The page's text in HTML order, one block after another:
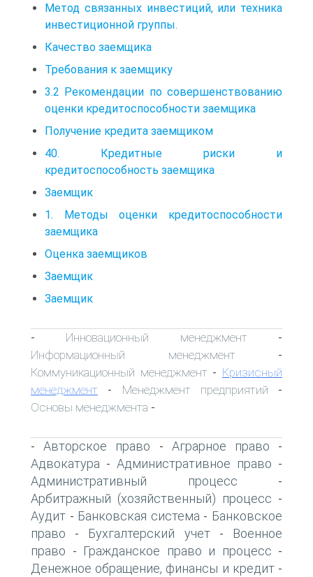
Метод связанных инвестиций, или техника
инвестиционной группы.
Качество заемщика
Требования к заемщику
3.2 Рекомендации по совершенствованию
оценки кредитоспособности заемщика
Получение кредита заемщиком
40. Кредитные риски и
кредитоспособность заемщика
Заемщик
1. Методы оценки кредитоспособности
заемщика
Оценка заемщиков
Заемщик
Заемщик
- Инновационный менеджмент -
Информационный менеджмент -
Коммуникационный менеджмент - Кризисный
менеджмент - Менеджмент предприятий -
Основы менеджмента -
-Авторское право - Аграрное право -
Адвокатура - Административное право -
Административный процесс -
Арбитражный (хозяйственный) процесс -
Аудит - Банковская система - Банковское
право - Бухгалтерский учет-
Военное
право - Гражданское право и процесс -
Денежное обращение, финансы и кредит-